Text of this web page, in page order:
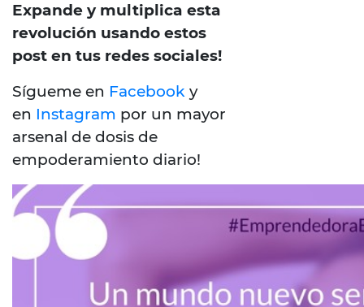
Expande y multiplica esta
revolución usando estos
post en tus redes sociales!
Sígueme en Facebook y
en Instagram por un mayor
arsenal de dosis de
empoderamiento diario!